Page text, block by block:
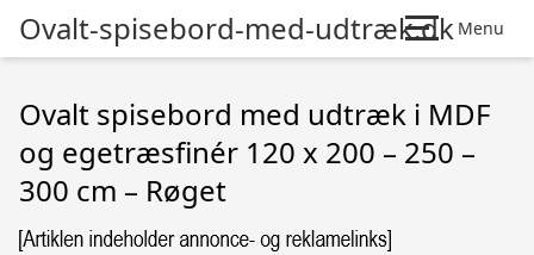
Ovalt-spisebord-med-udtræk.dk Menu
Ovalt spisebord med udtræk i MDF
og egetræsfinér 120 x 200 – 250 –
300 cm – Røget